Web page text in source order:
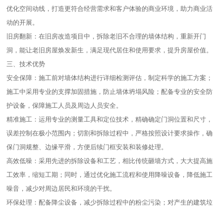
优化空间动线，打造更符合经营需求和客户体验的商业环境，助力商业活
动的开展。​
旧房翻新：在旧房改造项目中，拆除老旧不合理的墙体结构，重新开门
洞，能让老旧房屋焕发新生，满足现代居住和使用要求，提升房屋价值。​
三、技术优势​
安全保障：施工前对墙体结构进行详细检测评估，制定科学的施工方案；
施工中采用专业的支撑加固措施，防止墙体坍塌风险；配备专业的安全防
护设备，保障施工人员及周边人员安全。​
精准施工：运用专业的测量工具和定位技术，精确确定门洞位置和尺寸，
误差控制在极小范围内；切割和拆除过程中，严格按照设计要求操作，确
保门洞规整、边缘平滑，方便后续门框安装和装修处理。​
高效低噪：采用先进的拆除设备和工艺，相比传统砸墙方式，大大提高施
工效率，缩短工期；同时，通过优化施工流程和使用降噪设备，降低施工
噪音，减少对周边居民和环境的干扰。​
环保处理：配备降尘设备，减少拆除过程中的粉尘污染；对产生的建筑垃